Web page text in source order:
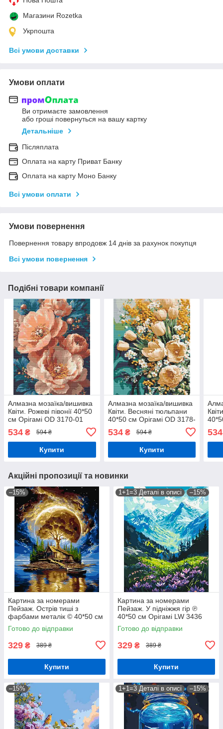
Магазини Rozetka
Укрпошта
Всі умови доставки
Умови оплати
Ви отримаєте замовлення
або гроші повернуться на вашу картку
Детальніше
Післяплата
Оплата на карту Приват Банку
Оплата на карту Моно Банку
Всі умови оплати
Умови повернення
Повернення товару впродовж 14 днів за рахунок покупця
Всі умови повернення
Подібні товари компанії
Алмазна мозаїка/вишивка
Квіти. Рожеві півонії 40*50
см Орігамі OD 3170-01
534 ₴ 594 ₴
Купити
Алмазна мозаїка/вишивка
Квіти. Весняні тюльпани
40*50 см Орігамі OD 3178-
534₴ 594 ₴
Купити
534
Акційні пропозиції та новинки
–15%
Картина за номерами
Пейзаж. Острів тиші з
фарбами металік © 40*50 см
Орігамі LW 3014-01
Готово до відправки
329 ₴ 389 ₴
Купити
1+1=3 Деталі в описі –15%
Картина за номерами
Пейзаж. У підніжжя гір ℗
40*50 см Орігамі LW 3436
Готово до відправки
329 ₴ 389 ₴
Купити
–15% 1+1=3 Деталі в описі –15%